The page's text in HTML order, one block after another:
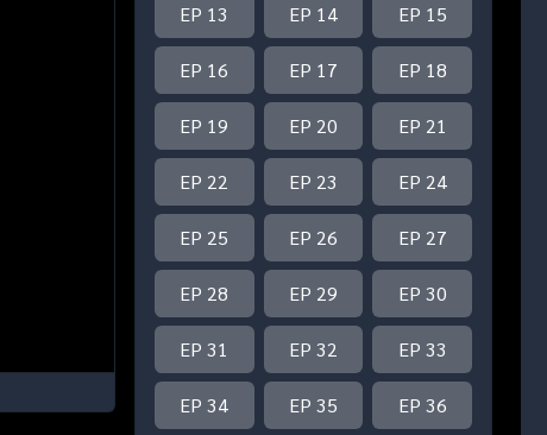
EP 13 EP 14 EP 15
EP 16 EP 17 EP 18
EP 19 EP 20 EP 21
EP 22 EP 23 EP 24
EP 25 EP 26 EP 27
EP 28 EP 29 EP 30
EP 31 EP 32 EP 33
EP 34 EP 35 EP 36